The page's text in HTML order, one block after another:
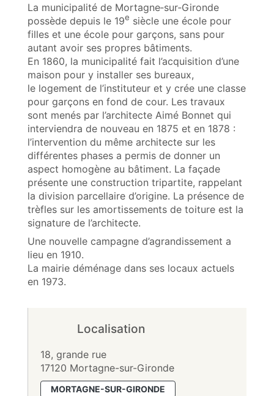
La municipalité de Mortagne‑sur‑Gironde
possède depuis le 19e siècle une école pour
filles et une école pour garçons, sans pour
autant avoir ses propres bâtiments.
En 1860, la municipalité fait l’acquisition d’une
maison pour y installer ses bureaux,
le logement de l’instituteur et y crée une classe
pour garçons en fond de cour. Les travaux
sont menés par l’architecte Aimé Bonnet qui
interviendra de nouveau en 1875 et en 1878 :
l’intervention du même architecte sur les
différentes phases a permis de donner un
aspect homogène au bâtiment. La façade
présente une construction tripartite, rappelant
la division parcellaire d’origine. La présence de
trèfles sur les amortissements de toiture est la
signature de l’architecte.
Une nouvelle campagne d’agrandissement a
lieu en 1910.
La mairie déménage dans ses locaux actuels
en 1973.
Localisation
18, grande rue
17120 Mortagne-sur-Gironde
MORTAGNE-SUR-GIRONDE